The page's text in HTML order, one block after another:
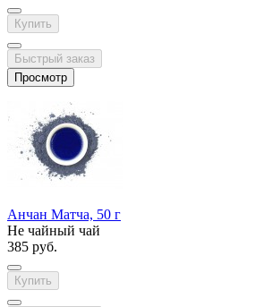
Купить
Быстрый заказ
Просмотр
Анчан Матча, 50 г
Не чайный чай
385 руб.
Купить